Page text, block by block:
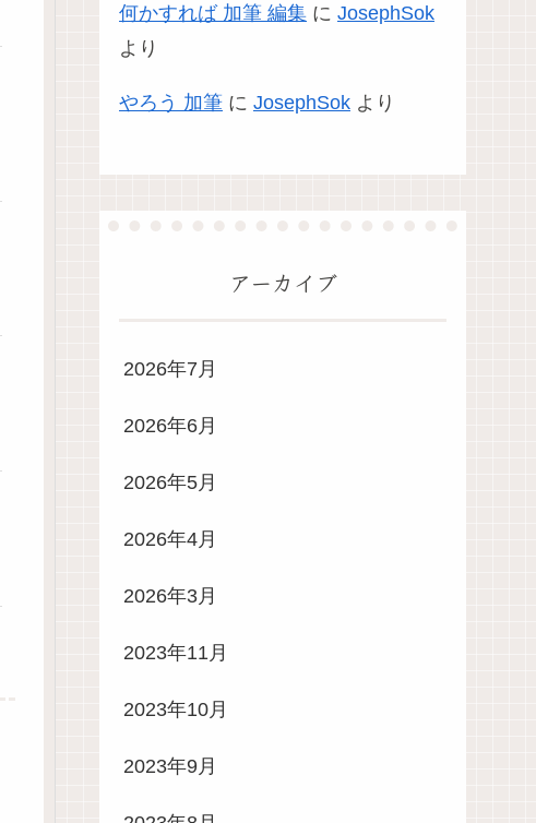
何かすれば 加筆 編集 に JosephSok
より
やろう 加筆 に JosephSok より
アーカイブ
2026年7月
2026年6月
2026年5月
2026年4月
2026年3月
2023年11月
2023年10月
2023年9月